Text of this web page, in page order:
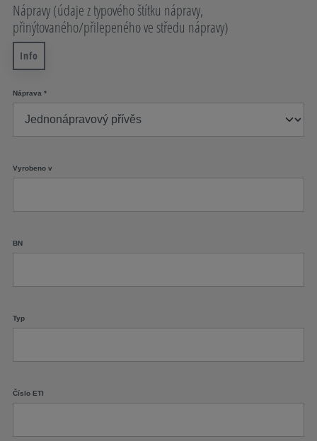
Nápravy (údaje z typového štítku nápravy,
přinýtovaného/přilepeného ve středu nápravy)
Info
Náprava *
Vyrobeno v
BN
Typ
Číslo ETI